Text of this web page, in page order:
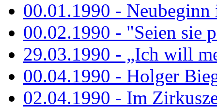
00.01.1990 -
00.02.1990 - "Seien sie
29.03.1990 - „Ich will
00.04.1990 - Holger
02.04.1990 - Im